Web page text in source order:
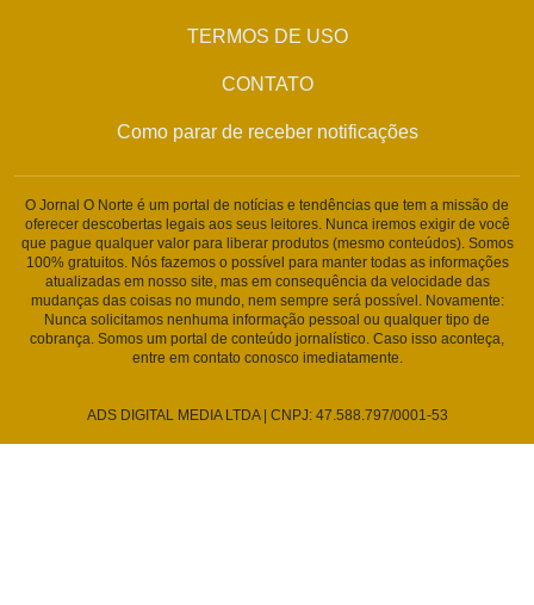
TERMOS DE USO
CONTATO
Como parar de receber notificações
O Jornal O Norte é um portal de notícias e tendências que tem a missão de
oferecer descobertas legais aos seus leitores. Nunca iremos exigir de você
que pague qualquer valor para liberar produtos (mesmo conteúdos). Somos
100% gratuitos. Nós fazemos o possível para manter todas as informações
atualizadas em nosso site, mas em consequência da velocidade das
mudanças das coisas no mundo, nem sempre será possível. Novamente:
Nunca solicitamos nenhuma informação pessoal ou qualquer tipo de
cobrança. Somos um portal de conteúdo jornalístico. Caso isso aconteça,
entre em contato conosco imediatamente.
ADS DIGITAL MEDIA LTDA | CNPJ: 47.588.797/0001-53